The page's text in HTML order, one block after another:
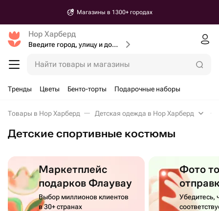
Магазины в 1300+ городах
Нор Харберд
Введите город, улицу и дом доставки
Найти товары и магазины
Тренды Цветы Бенто-торты Подарочные наборы
Товары в Нор Харберд Детская одежда в Нор Харберд
Детские спортивные костюмы
Маркетплейс
подарков Флаувау
Выбор миллионов клиентов
в 30+ странах
Фото
Убедитесь,